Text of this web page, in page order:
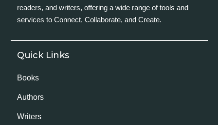
readers, and writers, offering a wide range of tools and
services to Connect, Collaborate, and Create.
Quick Links
Books
Authors
Writers